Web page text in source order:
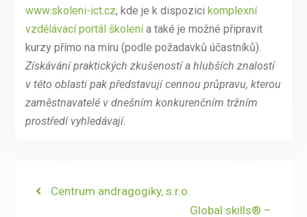
www.skoleni-ict.cz, kde je k dispozici komplexní
vzdělávací portál školenía také je možné připravit
kurzy přímo na míru (podle požadavků účastníků).
Získávání praktických zkušeností a hlubších znalostí
v této oblasti pak představují cennou průpravu, kterou
zaměstnavatelé v dnešním konkurenčním tržním
prostředí vyhledávají.
Navigace
Previous
Centrum andragogiky, s.r.o.
Next
Global skills® –